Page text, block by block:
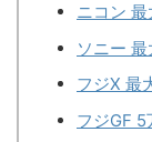
ニコン
ソニー
フジX 最
フジGF 5